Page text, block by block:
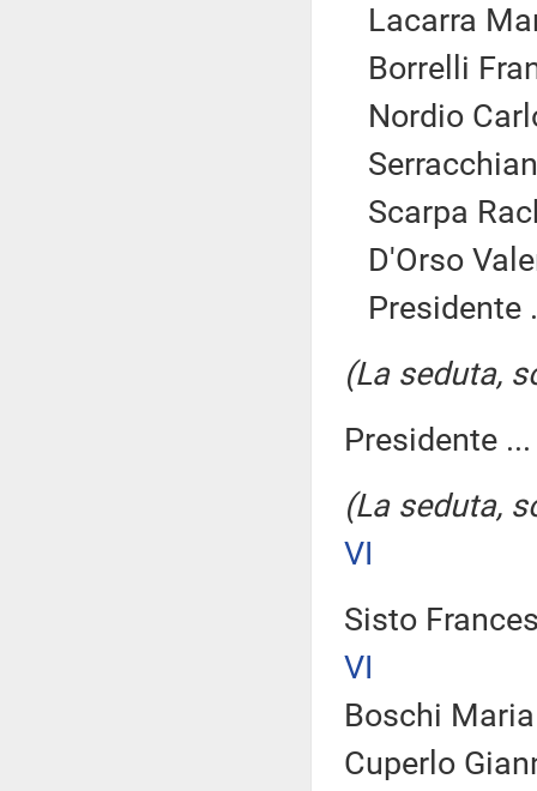
Lacarra
Borrelli
Nordio
Scarpa
D'Orso
Presidente
(La seduta,
Presidente
(La seduta,
VI
Sisto
VI
Boschi
Cuperlo